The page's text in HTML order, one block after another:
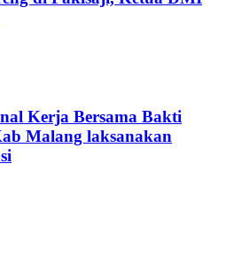
Kerja Bersama Bakti
Malang laksanakan